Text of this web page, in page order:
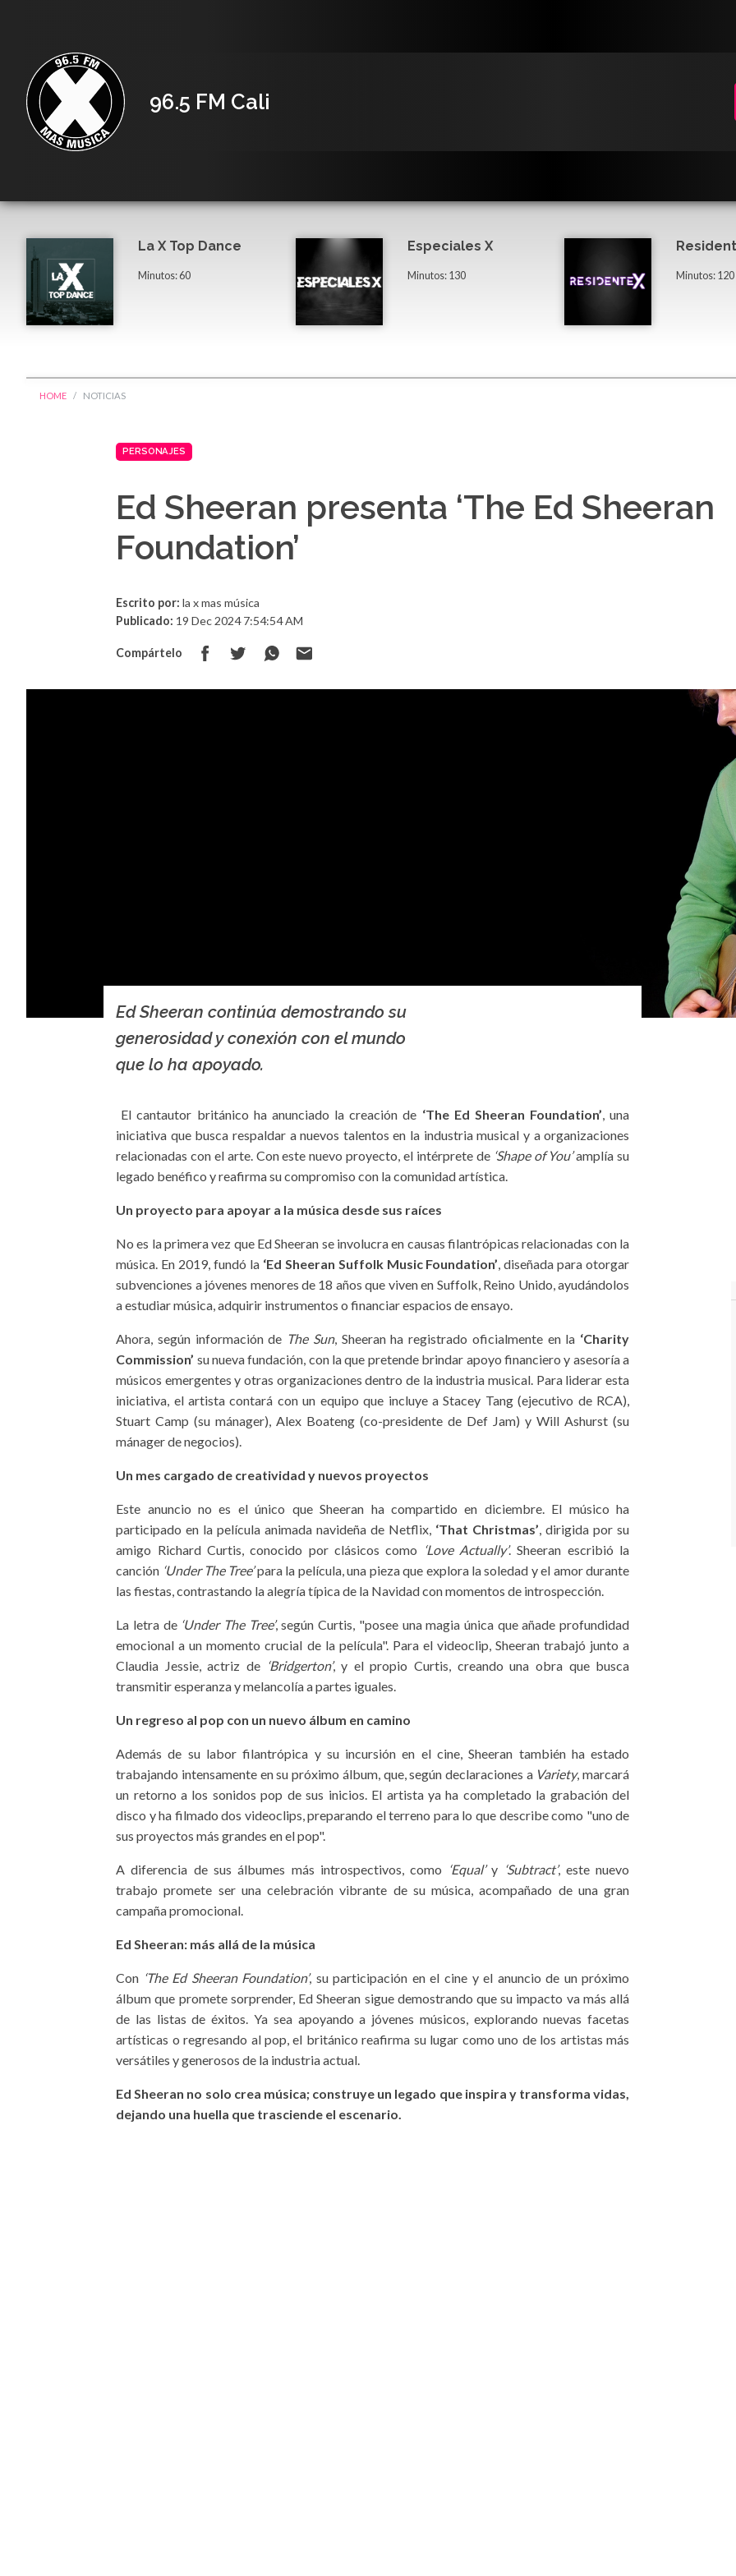
96.5 FM Cali
La X Top Dance
Minutos: 60
Especiales X
Minutos: 130 Minutos: 120
HOME NOTICIAS
PERSONAJES
Ed Sheeran presenta ‘The Ed Sheeran
Foundation’
Escrito por: la x mas música
Publicado: 19 Dec 2024 7:54:54 AM
Compártelo
Ed Sheeran continúa demostrando su
generosidad y conexión con el mundo
que lo ha apoyado.
El cantautor británico ha anunciado la creación de ‘The Ed Sheeran Foundation’, una
iniciativa que busca respaldar a nuevos talentos en la industria musical y a organizaciones
relacionadas con el arte. Con este nuevo proyecto, el intérprete de ‘Shape of You’amplía su
legado benéfico y reafirma su compromiso con la comunidad artística.
Un proyecto para apoyar a la música desde sus raíces
No es la primera vez que Ed Sheeran se involucra en causas filantrópicas relacionadas con la
música. En 2019, fundó la ‘Ed Sheeran Suffolk Music Foundation’, diseñada para otorgar
subvenciones a jóvenes menores de 18 años que viven en Suffolk, Reino Unido, ayudándolos
a estudiar música, adquirir instrumentos o financiar espacios de ensayo.
Ahora, según información de The Sun, Sheeran ha registrado oficialmente en la ‘Charity
Commission’ su nueva fundación, con la que pretende brindar apoyo financiero y asesoría a
músicos emergentes y otras organizaciones dentro de la industria musical. Para liderar esta
iniciativa, el artista contará con un equipo que incluye a Stacey Tang (ejecutivo de RCA),
Stuart Camp (su mánager), Alex Boateng (co-presidente de Def Jam) y Will Ashurst (su
mánager de negocios).
Un mes cargado de creatividad y nuevos proyectos
Este anuncio no es el único que Sheeran ha compartido en diciembre. El músico ha
participado en la película animada navideña de Netflix, ‘That Christmas’, dirigida por su
amigo Richard Curtis, conocido por clásicos como ‘Love Actually’. Sheeran escribió la
canción ‘Under The Tree’para la película, una pieza que explora la soledad y el amor durante
las fiestas, contrastando la alegría típica de la Navidad con momentos de introspección.
La letra de ‘Under The Tree’, según Curtis, "posee una magia única que añade profundidad
emocional a un momento crucial de la película". Para el videoclip, Sheeran trabajó junto a
Claudia Jessie, actriz de ‘Bridgerton’, y el propio Curtis, creando una obra que busca
transmitir esperanza y melancolía a partes iguales.
Un regreso al pop con un nuevo álbum en camino
Además de su labor filantrópica y su incursión en el cine, Sheeran también ha estado
trabajando intensamente en su próximo álbum, que, según declaraciones a Variety, marcará
un retorno a los sonidos pop de sus inicios. El artista ya ha completado la grabación del
disco y ha filmado dos videoclips, preparando el terreno para lo que describe como "uno de
sus proyectos más grandes en el pop".
A diferencia de sus álbumes más introspectivos, como ‘Equal’y ‘Subtract’, este nuevo
trabajo promete ser una celebración vibrante de su música, acompañado de una gran
campaña promocional.
Ed Sheeran: más allá de la música
Con ‘The Ed Sheeran Foundation’, su participación en el cine y el anuncio de un próximo
álbum que promete sorprender, Ed Sheeran sigue demostrando que su impacto va más allá
de las listas de éxitos. Ya sea apoyando a jóvenes músicos, explorando nuevas facetas
artísticas o regresando al pop, el británico reafirma su lugar como uno de los artistas más
versátiles y generosos de la industria actual.
Ed Sheeran no solo crea música; construye un legado que inspira y transforma vidas,
dejando una huella que trasciende el escenario.